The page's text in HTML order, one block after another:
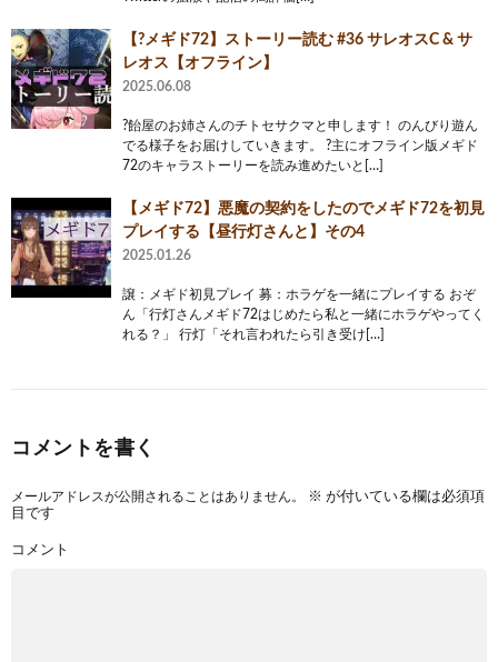
【?メギド72】ストーリー読む #36 サレオスC & サ
レオス【オフライン】
2025.06.08
?飴屋のお姉さんのチトセサクマと申します！ のんびり遊ん
でる様子をお届けしていきます。 ?主にオフライン版メギド
72のキャラストーリーを読み進めたいと[…]
【メギド72】悪魔の契約をしたのでメギド72を初見
プレイする【昼行灯さんと】その4
2025.01.26
譲：メギド初見プレイ 募：ホラゲを一緒にプレイする おぞ
ん「行灯さんメギド72はじめたら私と一緒にホラゲやってく
れる？」 行灯「それ言われたら引き受け[…]
コメントを書く
メールアドレスが公開されることはありません。 ※ が付いている欄は必須項
目です
コメント